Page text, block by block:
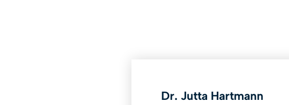
Dr. Jutta Hartmann